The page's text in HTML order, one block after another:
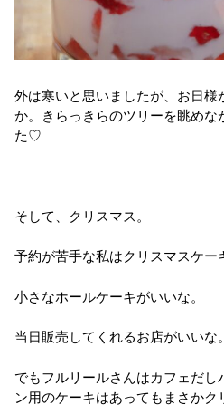
外は寒いと思いましたが、お日様
か。きらっきらのツリーを眺めな
た♡
そして、クリスマス。
予約が苦手な私はクリスマスケー
小さなホールケーキがいいな。
当日販売してくれるお店がいいな。
でもフルリールさんはカフェだし
ン用のケーキはあってもまさかク